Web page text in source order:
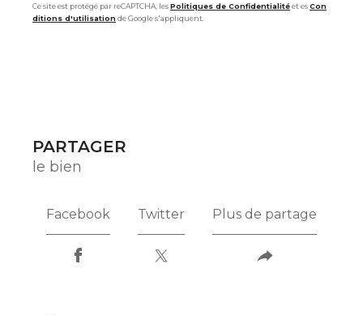
Ce site est protégé par reCAPTCHA, lesPolitiques de Confidentialitéet esCon
ditions d'utilisationde Google s'appliquent.
PARTAGER
le bien
Facebook Twitter Plus de partage